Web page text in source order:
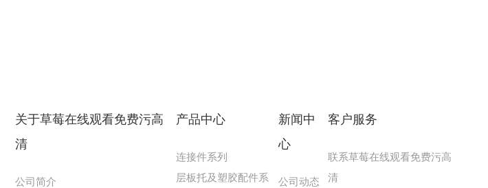
关于草莓在线观看免费污高
清
公司简介
产品中心
连接件系列
层板托及塑胶配件系
新闻中
心
公司动态
客户服务
联系草莓在线观看免费污高
清